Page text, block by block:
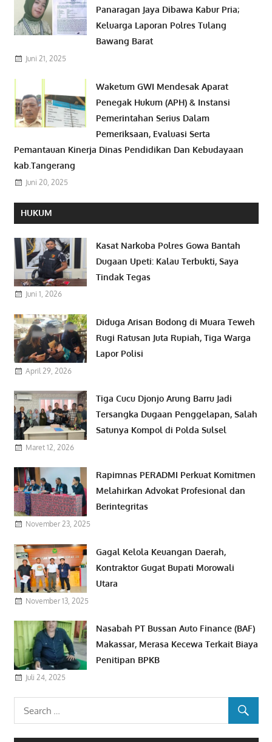
Panaragan Jaya Dibawa Kabur Pria;
Keluarga Laporan Polres Tulang
Bawang Barat
Juni 21, 2025
Waketum GWI Mendesak Aparat
Penegak Hukum (APH) & Instansi
Pemerintahan Serius Dalam
Pemeriksaan, Evaluasi Serta
Pemantauan Kinerja Dinas Pendidikan Dan Kebudayaan
kab.Tangerang
Juni 20, 2025
HUKUM
Kasat Narkoba Polres Gowa Bantah
Dugaan Upeti: Kalau Terbukti, Saya
Tindak Tegas
Juni 1, 2026
Diduga Arisan Bodong di Muara Teweh
Rugi Ratusan Juta Rupiah, Tiga Warga
Lapor Polisi
April 29, 2026
Tiga Cucu Djonjo Arung Barru Jadi
Tersangka Dugaan Penggelapan, Salah
Satunya Kompol di Polda Sulsel
Maret 12, 2026
Rapimnas PERADMI Perkuat Komitmen
Melahirkan Advokat Profesional dan
Berintegritas
November 23, 2025
Gagal Kelola Keuangan Daerah,
Kontraktor Gugat Bupati Morowali
Utara
November 13, 2025
Nasabah PT Bussan Auto Finance (BAF)
Makassar, Merasa Kecewa Terkait Biaya
Penitipan BPKB
Juli 24, 2025